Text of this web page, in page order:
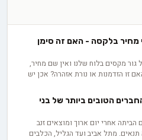
מחיר בלקסה - האם זה סימן
מקסים בלוח שלנו ואין שם מחיר,
זו הזדמנות או נורת אזהרה? אכן יש
ובין אם לאימוץ, ועד למחיר
מלטה. בפועל השאלה היא לא רק
שקיפות המפרסם מוכן להציע
הטובים ביותר של בני
הביתה אחרי יום ארוך ומוצאים זנב
מתל אביב ועד הגליל, הכלבים